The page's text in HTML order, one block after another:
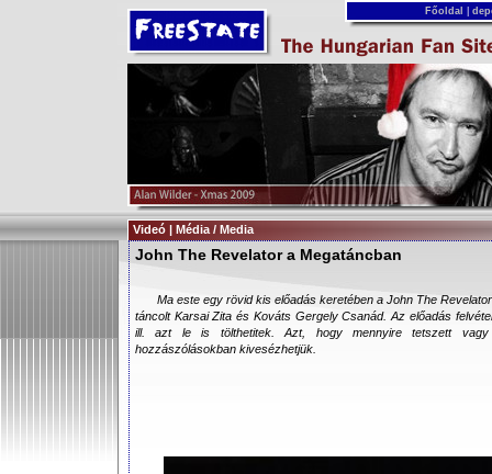
Főoldal
Videó | Média / Media
John The Revelator a Megatáncban
Ma este egy rövid kis előadás keretében a John The
táncolt Karsai Zita és Kováts Gergely Csanád. Az előadás
ill. azt le is tölthetitek. Azt, hogy mennyire tetszett
hozzászólásokban kivesézhetjük.